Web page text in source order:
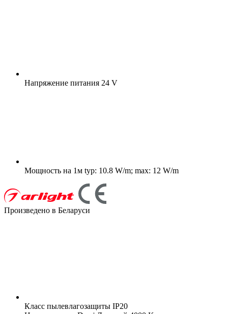
Напряжение питания 24 V
Мощность на 1м typ: 10.8 W/m; max: 12 W/m
Произведено в Беларуси
Класс пылевлагозащиты IP20